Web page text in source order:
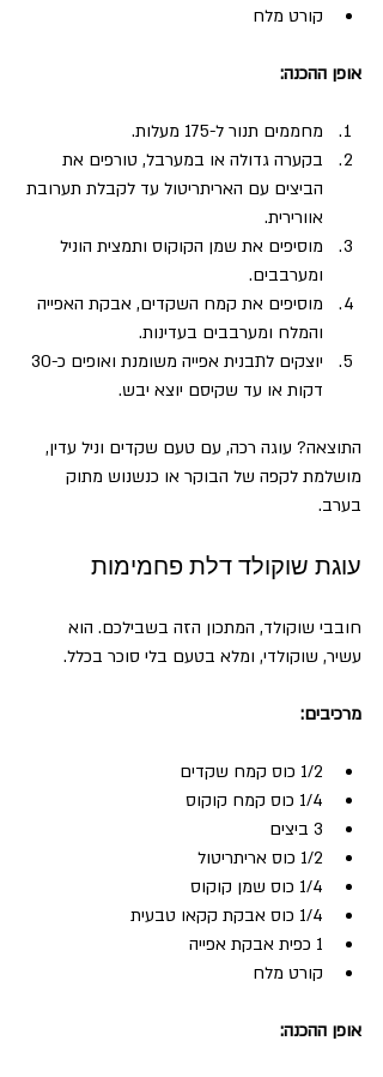
קורט מלח
אופן ההכנה:
מחממים תנור ל-175 מעלות.
בקערה גדולה או במערבל, טורפים את
הביצים עם האריתריטול עד לקבלת תערובת
אוורירית.
מוסיפים את שמן הקוקוס ותמצית הוניל
ומערבבים.
מוסיפים את קמח השקדים, אבקת האפייה
והמלח ומערבבים בעדינות.
דקות או עד שקיסם יוצא יבש.
התוצאה? עוגה רכה, עם טעם שקדים וניל עדין,
מושלמת לקפה של הבוקר או כנשנוש מתוק
בערב.
עוגת שוקולד דלת פחמימות
חובבי שוקולד, המתכון הזה בשבילכם. הוא
עשיר, שוקולדי, ומלא בטעם בלי סוכר בכלל.
מרכיבים:
1/2 כוס קמח שקדים
1/4 כוס קמח קוקוס
3 ביצים
1/2 כוס אריתריטול
1/4 כוס שמן קוקוס
1/4 כוס אבקת קקאו טבעית
1 כפית אבקת אפייה
קורט מלח
אופן ההכנה: